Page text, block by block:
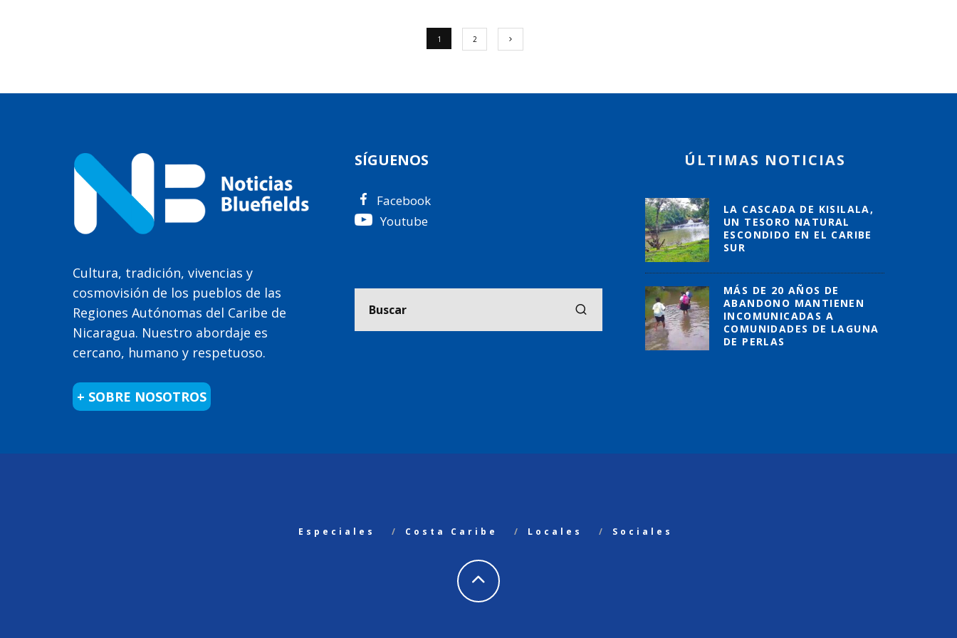
1 2
Cultura, tradición, vivencias y
cosmovisión de los pueblos de las
Regiones Autónomas del Caribe de
Nicaragua. Nuestro abordaje es
cercano, humano y respetuoso.
+ SOBRE NOSOTROS
SÍGUENOS
Facebook
Youtube
ÚLTIMAS NOTICIAS
LA CASCADA DE KISILALA,
UN TESORO NATURAL
ESCONDIDO EN EL CARIBE
SUR
MÁS DE 20 AÑOS DE
ABANDONO MANTIENEN
INCOMUNICADAS A
COMUNIDADES DE LAGUNA
DE PERLAS
Especiales Costa Caribe Locales Sociales